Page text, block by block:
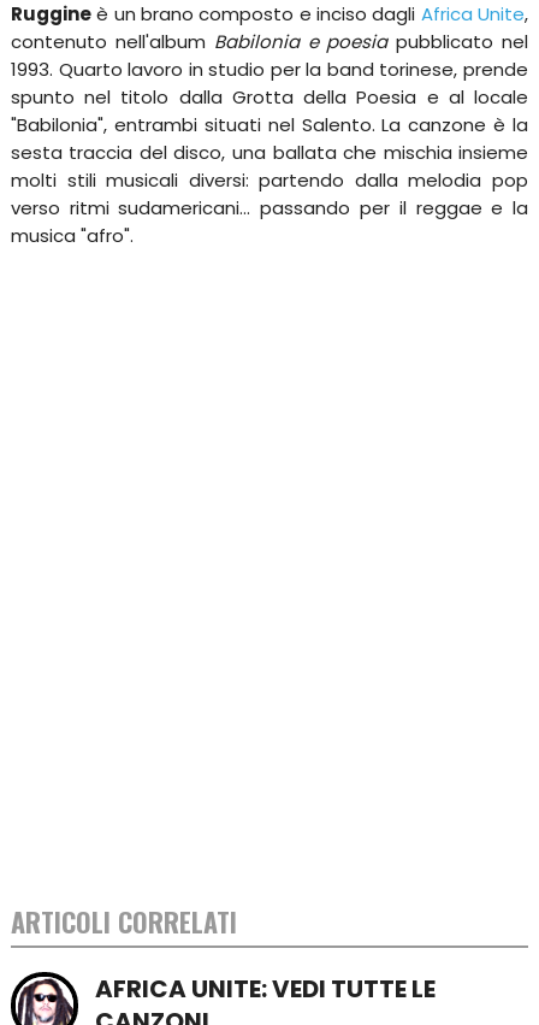
Ruggineè un brano composto e inciso dagli Africa Unite,
contenuto nell'album Babilonia e poesiapubblicato nel
1993. Quarto lavoro in studio per la band torinese, prende
spunto nel titolo dalla Grotta della Poesia e al locale
"Babilonia", entrambi situati nel Salento. La canzone è la
sesta traccia del disco, una ballata che mischia insieme
molti stili musicali diversi: partendo dalla melodia pop
verso ritmi sudamericani... passando per il reggae e la
musica "afro".
ARTICOLI CORRELATI
AFRICA UNITE: VEDI TUTTE LE